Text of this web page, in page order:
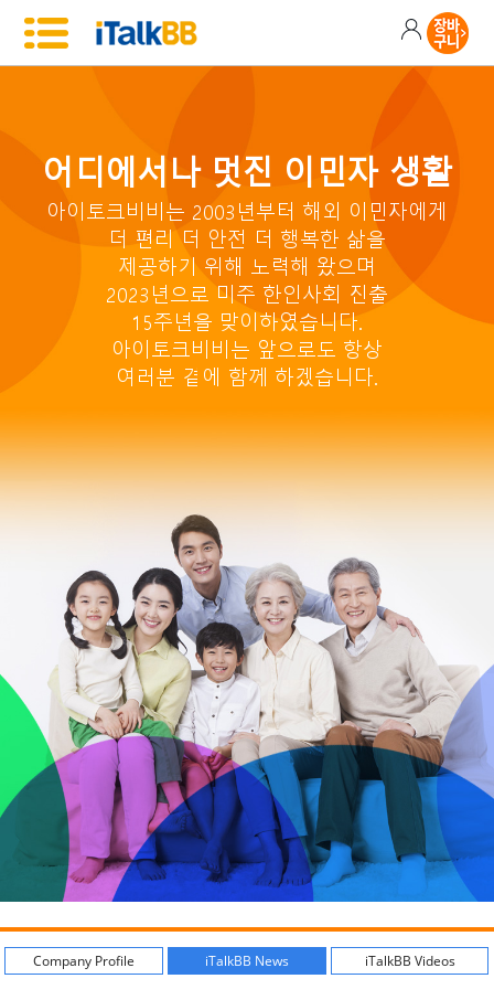
어디에서나 멋진 이민자 생활
아이토크비비는 2003년부터 해외 이민자에게
더 편리 더 안전 더 행복한 삶을
제공하기 위해 노력해 왔으며
2023년으로 미주 한인사회 진출
15주년을 맞이하였습니다.
아이토크비비는 앞으로도 항상
여러분 곁에 함께 하겠습니다.
Company Profile iTalkBB News iTalkBB Videos